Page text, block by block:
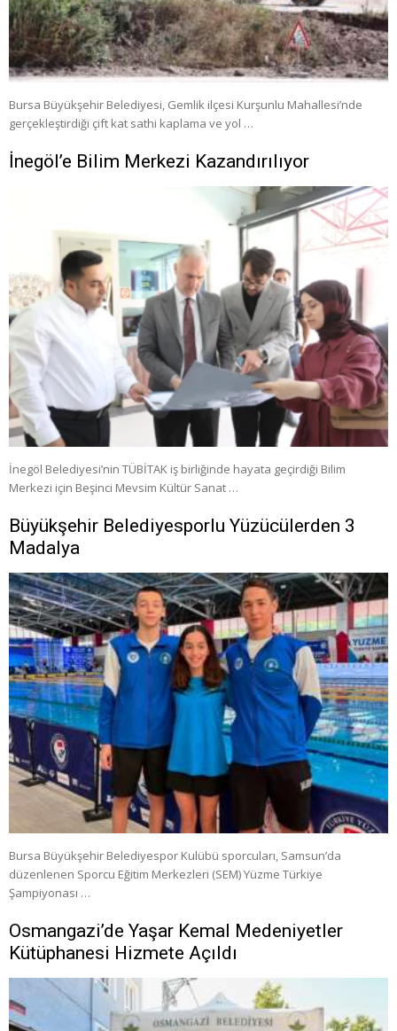
Bursa Büyükşehir Belediyesi, Gemlik ilçesi Kurşunlu Mahallesi’nde
gerçekleştirdiği çift kat sathi kaplama ve yol …
İnegöl’e Bilim Merkezi Kazandırılıyor
İnegöl Belediyesi’nin TÜBİTAK iş birliğinde hayata geçirdiği Bilim
Merkezi için Beşinci Mevsim Kültür Sanat …
Büyükşehir Belediyesporlu Yüzücülerden 3
Madalya
Bursa Büyükşehir Belediyespor Kulübü sporcuları, Samsun’da
düzenlenen Sporcu Eğitim Merkezleri (SEM) Yüzme Türkiye
Şampiyonası …
Osmangazi’de Yaşar Kemal Medeniyetler
Kütüphanesi Hizmete Açıldı